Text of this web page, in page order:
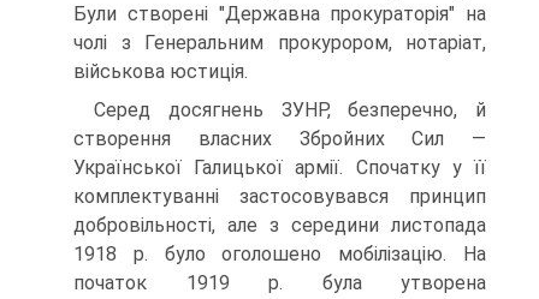
Були створені "Державна прокураторія" на
чолі з Генеральним прокурором, нотаріат,
військова юстиція.
Серед досягнень ЗУНР, безперечно, й
створення власних Збройних Сил —
Української Галицької армії. Спочатку у її
комплектуванні застосовувався принцип
добровільності, але з середини листопада
1918 р. було оголошено мобілізацію. На
початок 1919 р. була утворена